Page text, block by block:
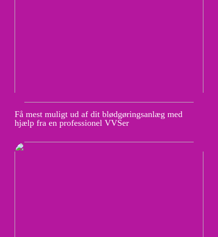
Få mest muligt ud af dit blødgøringsanlæg med
hjælp fra en professionel VVSer